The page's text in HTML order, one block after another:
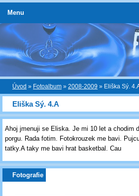
Úvod » Fotoalbum » 2008-2009 » Eliška Sý.
Eliška Sý. 4.A
Ahoj jmenuji se Eliska. Je mi 10 let a chodim
porgu. Rada fotim. Fotokrouzek me bavi.
tatky.A taky me bavi hrat basketbal. Cau
Fotografie
Menu